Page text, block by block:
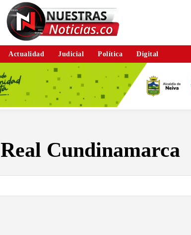
Actualidad Judicial Política Digital
Real Cundinamarca